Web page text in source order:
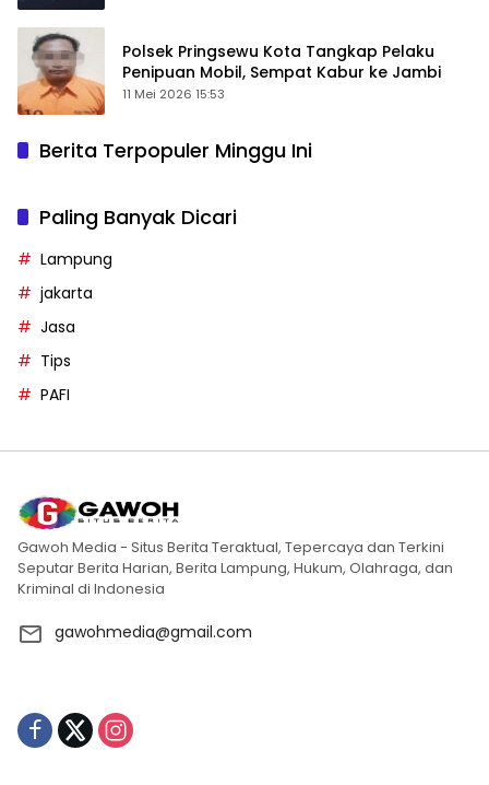
Polsek Pringsewu Kota Tangkap Pelaku
Penipuan Mobil, Sempat Kabur ke Jambi
11 Mei 2026 15:53
Berita Terpopuler Minggu Ini
Paling Banyak Dicari
Lampung
jakarta
Jasa
Tips
PAFI
Gawoh Media - Situs Berita Teraktual, Tepercaya dan Terkini
Seputar Berita Harian, Berita Lampung, Hukum, Olahraga, dan
Kriminal di Indonesia
gawohmedia@gmail.com